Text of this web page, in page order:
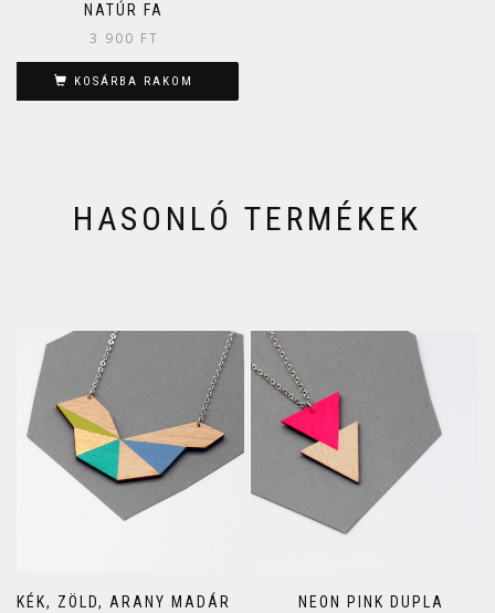
NATÚR FA
3 900 FT
KOSÁRBA RAKOM
HASONLÓ TERMÉKEK
KÉK, ZÖLD, ARANY MADÁR
NEON PINK DUPLA